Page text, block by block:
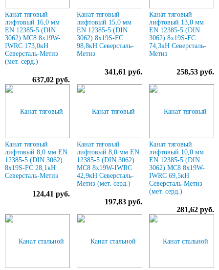
Канат тяговый
лифтовый 16,0 мм
EN 12385-5 (DIN
3062) МС8 8х19W-
IWRC 173,0кН
Северсталь-Метиз
(мет. серд.)
637,02 руб.
Канат тяговый
лифтовый 15,0 мм
EN 12385-5 (DIN
3062) 8х19S-FC
98,8кН Северсталь-
Метиз
341,61 руб.
Канат тяговый
лифтовый 13,0 мм
EN 12385-5 (DIN
3062) 8х19S-FC
74,3кН Северсталь-
Метиз
258,53 руб.
Канат тяговый
лифтовый 8,0 мм EN
12385-5 (DIN 3062)
8х19S-FC 28,1кН
Северсталь-Метиз
124,41 руб.
Канат тяговый
лифтовый 8,0 мм EN
12385-5 (DIN 3062)
МС8 8х19W-IWRC
42,9кН Северсталь-
Метиз (мет. серд.)
197,83 руб.
Канат тяговый
лифтовый 10,0 мм
EN 12385-5 (DIN
3062) МС8 8х19W-
IWRC 69,5кН
Северсталь-Метиз
(мет. серд.)
281,62 руб.